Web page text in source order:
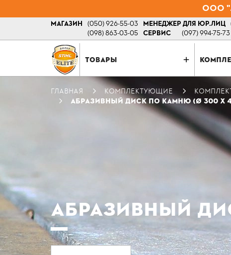
ООО
МАГАЗИН (050) 926-55-03
(098) 863-03-05
МЕНЕДЖЕР ДЛЯ ЮР.ЛИЦ
СЕРВИС
(097) 994-75-73
ТОВАРЫ
ГЛАВНАЯ КОМПЛЕКТУЮЩИЕ
АБРАЗИВНЫЙ ДИСК ПО КАМНЮ (Ø 300 Х
АБРАЗИВНЫЙ